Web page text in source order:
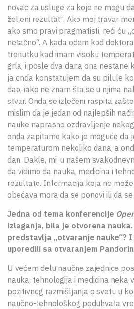
novac za usluge za koje ne mogu
željeni rezultat“. Ako moj travar
ako smo pravi pragmatisti, reći ću
netačno“. A kada odem kod
trenutku kad imam visoku
grla, i posle dva dana ona nestane
ja onda konstatujem da su pilule
dao, iako ne znam šta se u njima
stvar. Onda se izlečeni raspita
mislim da je jedan od najlepših
nauke naprasno ozdravljenje
onda zapitamo kako je moguće da
temperaturom nekoliko dana, a
dan. Dakle, mi, u našem
da vidimo da nauka, medicina i
rezultate. Informacija koja ne
obećava mora da se ponovi ili da se
Jedna od tema konferencije
izlaganja, bila je otvorena nauka.
predstavlja „otvaranje nauke“?
uporedili sa otvaranjem
U većem delu naučne zajednice
nauka, tehnologija i medicina neka
pozitivnog razmišljanja o svetu u
naučno-tehnološkog poduhvata